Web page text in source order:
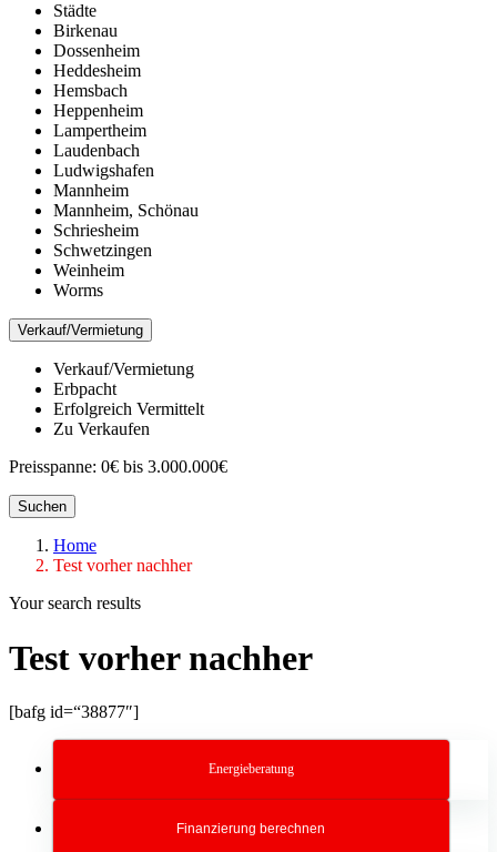
Städte
Birkenau
Dossenheim
Heddesheim
Hemsbach
Heppenheim
Lampertheim
Laudenbach
Ludwigshafen
Mannheim
Mannheim, Schönau
Schriesheim
Schwetzingen
Weinheim
Worms
Verkauf/Vermietung
Verkauf/Vermietung
Erbpacht
Erfolgreich Vermittelt
Zu Verkaufen
Preisspanne: 0€ bis 3.000.000€
Suchen
Home
Test vorher nachher
Your search results
Test vorher nachher
[bafg id=“38877″]
Energieberatung
Finanzierung berechnen